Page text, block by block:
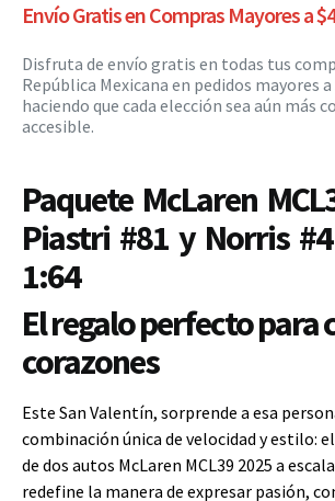
Envío Gratis en Compras Mayores a
Disfruta de envío gratis en todas tus
República Mexicana en pedidos mayores a
haciendo que cada elección sea aún más
accesible.
Paquete McLaren
Piastri #81 y Norris
1:64
El regalo perfecto para
corazones
Este San Valentín, sorprende a esa
combinación única de velocidad y estilo:
de dos autos McLaren MCL39 2025 a
redefine la manera de expresar pasión,